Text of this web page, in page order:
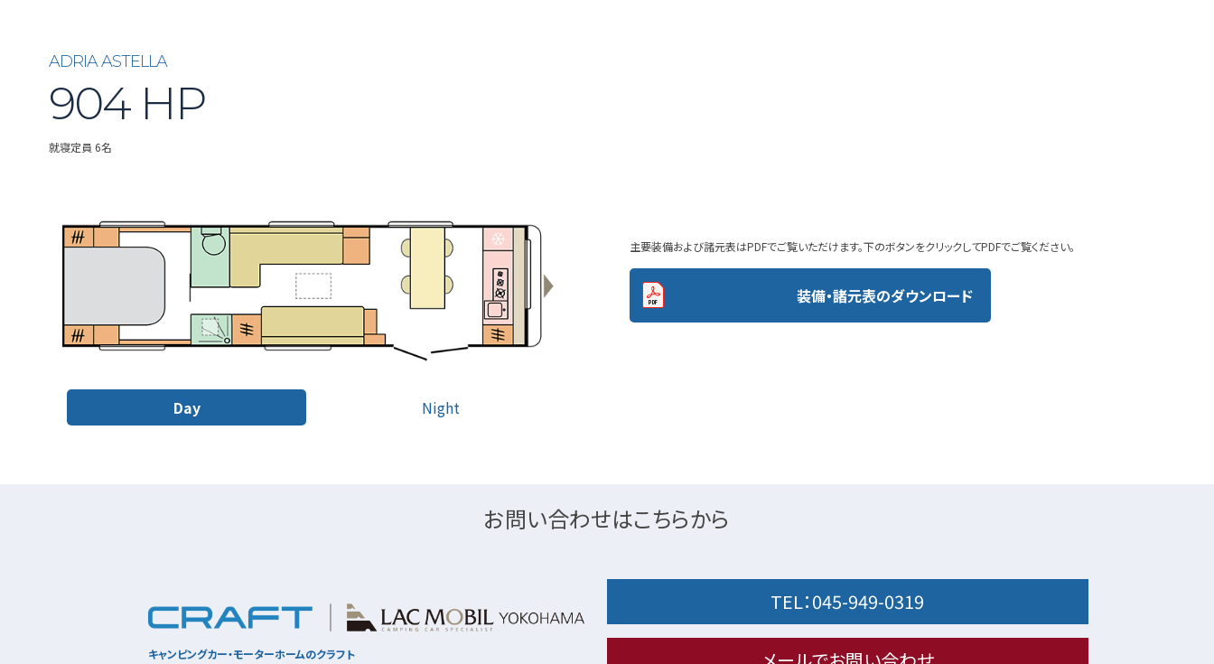
ADRIA ASTELLA
904 HP
就寝定員 6名
Day Night
主要装備および諸元表はPDFでご覧いただけます。下のボタンをクリックしてPDFでご覧ください。
装備・諸元表のダウンロード
お問い合わせはこちらから
キャンピングカー・モーターホームのクラフト
TEL：045-949-0319